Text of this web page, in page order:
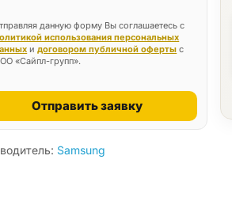
данную форму Вы соглашаетесь с
использования персональных
идоговором публичной оферты с
«Сайпл-групп».
Отправить заявку
Samsung